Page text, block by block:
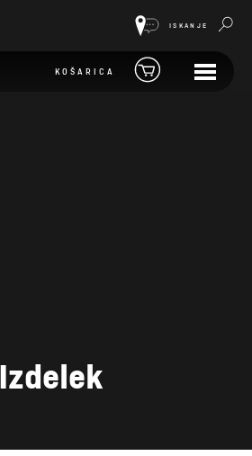
ISKANJE
KOŠARICA
Izdelek